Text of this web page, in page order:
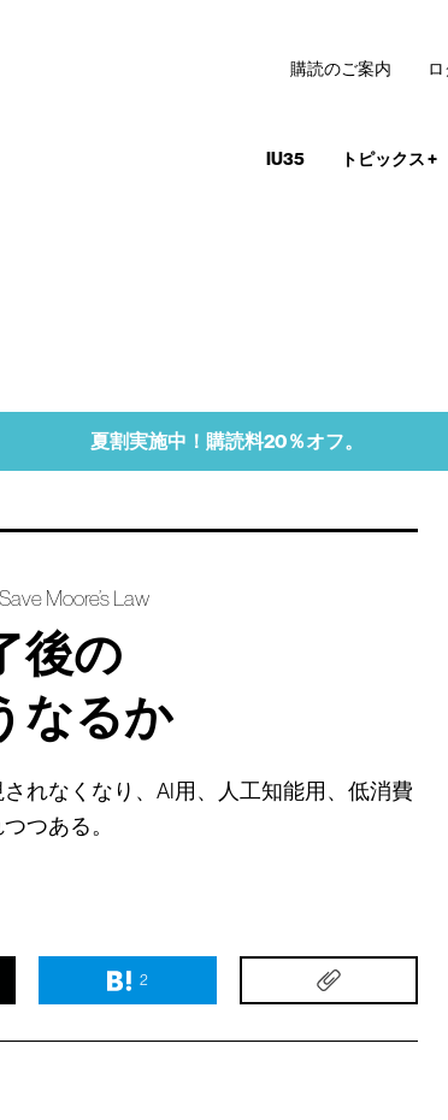
IU35 トピックス+
購読のご案内
夏割実施中！購読料20％オフ。
Moore’s Law
後の
なるか
れなくなり、AI用、人工知能用、低消費
つある。
2